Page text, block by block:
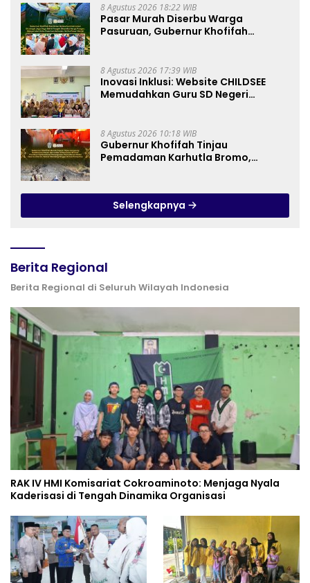
8 Agustus 2026 18:22 WIB
Pasar Murah Diserbu Warga
Pasuruan, Gubernur Khofifah
8 Agustus 2026 17:39 WIB
Inovasi Inklusi: Website CHILDSEE
Memudahkan Guru SD Negeri
8 Agustus 2026 10:18 WIB
Gubernur Khofifah Tinjau
Pemadaman Karhutla Bromo,
Selengkapnya
Berita Regional
Berita Regional di Seluruh Wilayah Indonesia
RAK IV HMI Komisariat Cokroaminoto: Menjaga Nyala
Kaderisasi di Tengah Dinamika Organisasi